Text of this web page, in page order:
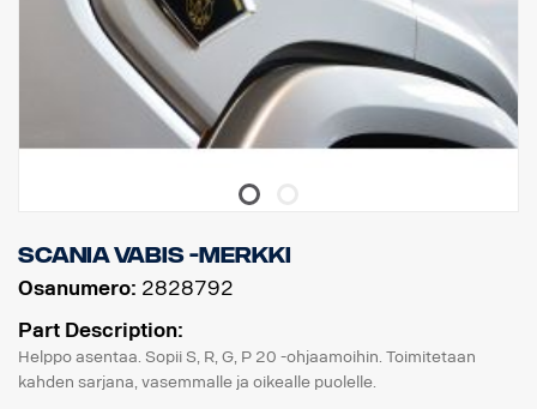
Scania Vabis -merkki
Osanumero: 2828792
Part Description:
Helppo asentaa. Sopii S, R, G, P 20 -ohjaamoihin. Toimitetaan
kahden sarjana, vasemmalle ja oikealle puolelle.